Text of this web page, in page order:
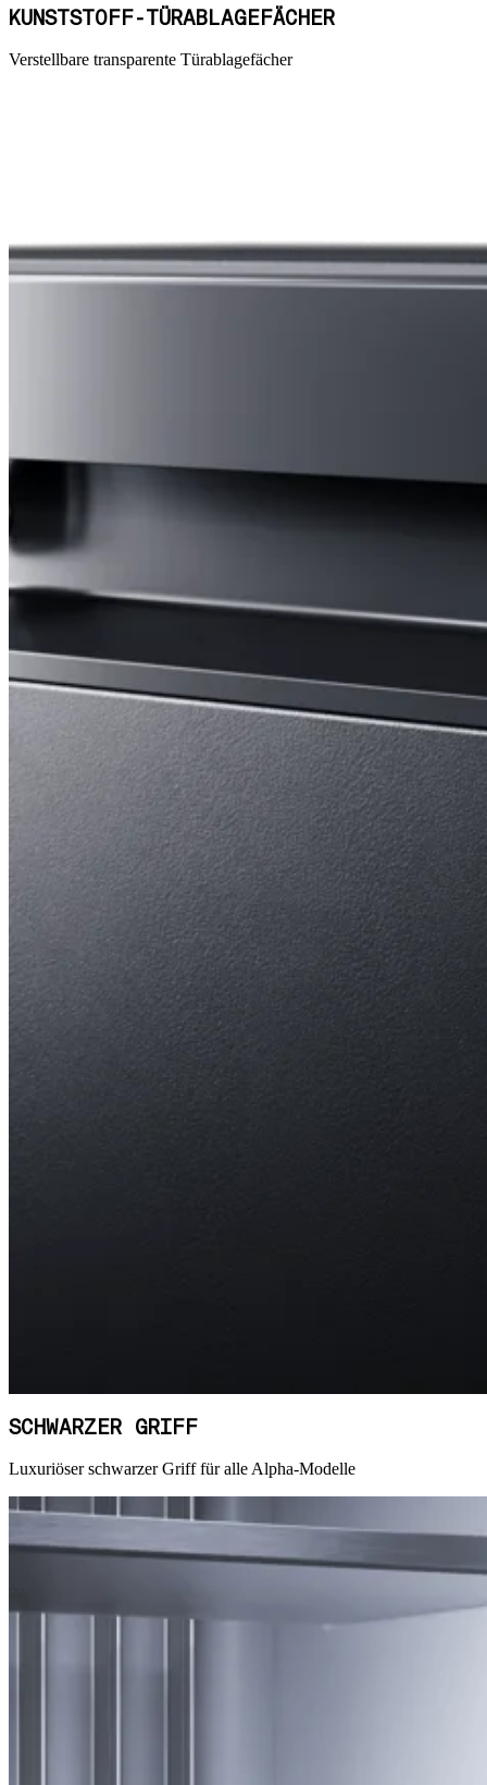
KUNSTSTOFF-TÜRABLAGEFÄCHER
Verstellbare transparente Türablagefächer
SCHWARZER GRIFF
Luxuriöser schwarzer Griff für alle Alpha-Modelle